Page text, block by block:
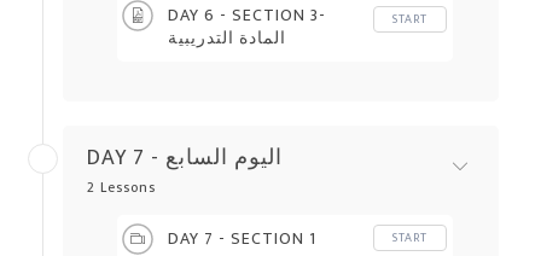
DAY 6 - SECTION 3-
المادة التدريبية
START
DAY 7 - اليوم السابع
2 Lessons
DAY 7 - SECTION 1 START